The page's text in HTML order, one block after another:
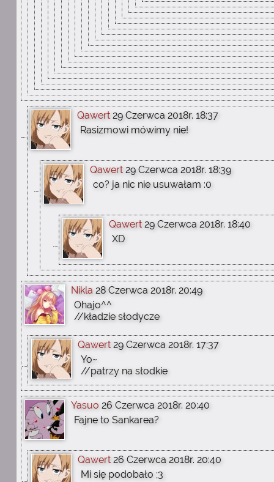
Qawert 29 Czerwca 2018r. 18:37
Rasizmowi mówimy nie!
Qawert 29 Czerwca 2018r. 18:39
co? ja nic nie usuwałam :0
Qawert 29 Czerwca 2018r. 18:40
XD
Nikla 28 Czerwca 2018r. 20:49
Ohajo^^
//kładzie słodycze
Qawert 29 Czerwca 2018r. 17:37
Yo~
//patrzy na słodkie
Yasuo 26 Czerwca 2018r. 20:40
Fajne to Sankarea?
Qawert 26 Czerwca 2018r. 20:40
Mi się podobało ;3